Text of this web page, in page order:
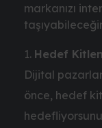
markanızı
Hedef
Dijital
önce, hedef